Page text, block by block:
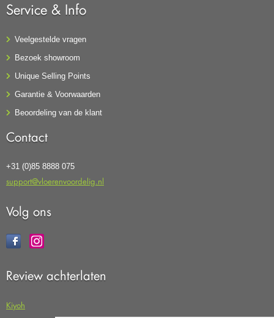
Service & Info
Veelgestelde vragen
Bezoek showroom
Unique Selling Points
Garantie & Voorwaarden
Beoordeling van de klant
Contact
+31 (0)85 8888 075
support@vloerenvoordelig.nl
Volg ons
Review achterlaten
Kiyoh